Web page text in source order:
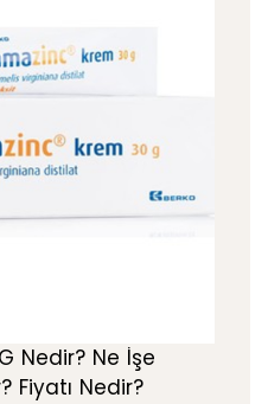
Nedir? Ne İşe
Fiyatı Nedir?